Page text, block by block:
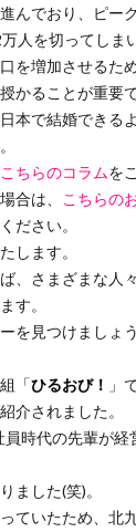
んでおり、ピー
人を切ってしま
を増加させるた
かることが重要で
本で結婚できる
こちらのコラムを
合は、
こちらの
ださい。
します。
、さまざまな人
す。
を見つけましょう
「ひるおび！ 」
介されました。
時代の先輩が経
ました(笑)。
ていたため、北